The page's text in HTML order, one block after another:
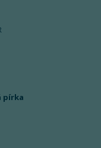
pírka